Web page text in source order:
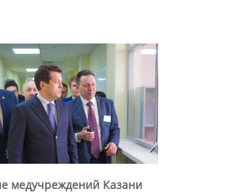
медучреждений Казани